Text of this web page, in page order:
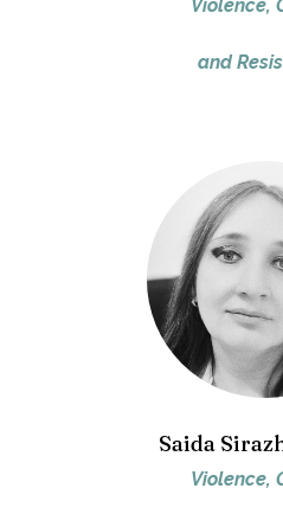
Violence,
and
Saida
Violence,